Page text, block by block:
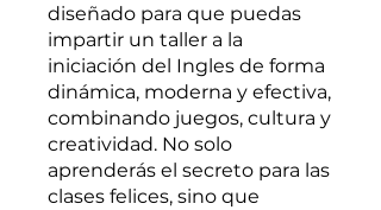
diseñado para que puedas
impartir un taller a la
iniciación del Ingles de forma
dinámica, moderna y efectiva,
combinando juegos, cultura y
creatividad. No solo
aprenderás el secreto para las
clases felices, sino que